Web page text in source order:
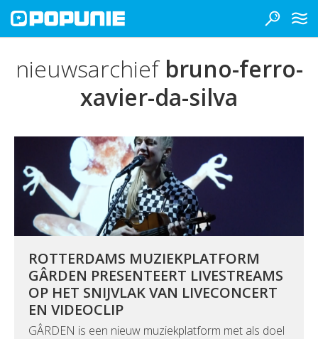
nieuwsarchief bruno-ferro-
xavier-da-silva
ROTTERDAMS MUZIEKPLATFORM
GÂRDEN PRESENTEERT LIVESTREAMS
OP HET SNIJVLAK VAN LIVECONCERT
EN VIDEOCLIP
GÂRDEN is een nieuw muziekplatform met als doel